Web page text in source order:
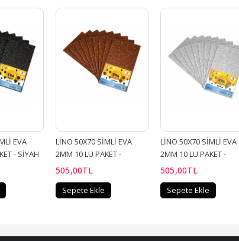
EVA
- SİYAH
LİNO 50X70 SİMLİ EVA
2MM 10 LU PAKET -
KAHVERENGİ
505,00TL
Sepete Ekle
LİNO 50X70 SİMLİ EVA
2MM 10 LU PAKET -
GÜMÜŞ
505,00TL
Sepete Ekle